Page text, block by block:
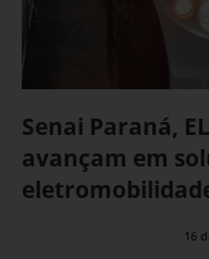
Senai Paraná,
avançam em
16